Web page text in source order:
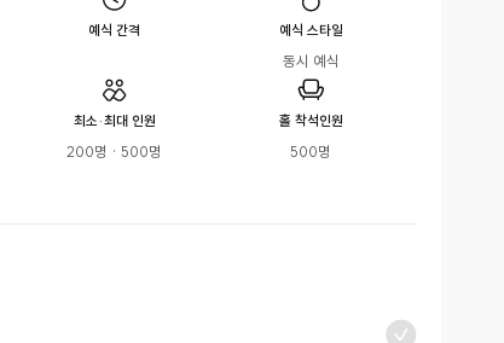
예식 간격 예식 스타일
동시 예식
최소·최대 인원
200명 · 500명
홀 착석인원
500명